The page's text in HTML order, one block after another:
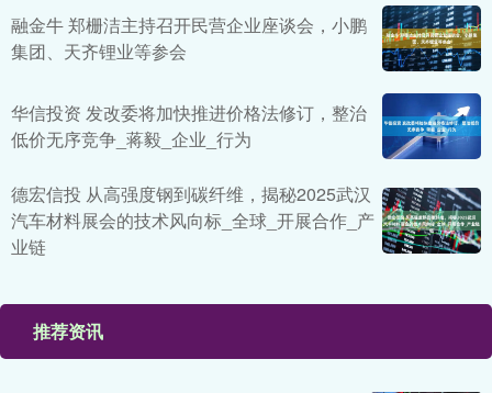
融金牛 郑栅洁主持召开民营企业座谈会，小鹏
集团、天齐锂业等参会
华信投资 发改委将加快推进价格法修订，整治
低价无序竞争_蒋毅_企业_行为
德宏信投 从高强度钢到碳纤维，揭秘2025武汉
汽车材料展会的技术风向标_全球_开展合作_产
业链
推荐资讯